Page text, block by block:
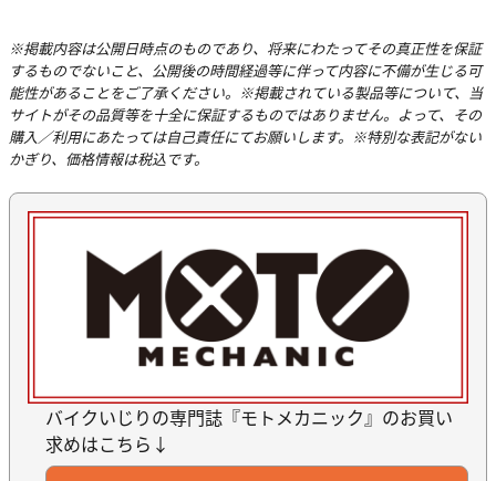
※掲載内容は公開日時点のものであり、将来にわたってその真正性を保証
するものでないこと、公開後の時間経過等に伴って内容に不備が生じる可
能性があることをご了承ください。※掲載されている製品等について、当
サイトがその品質等を十全に保証するものではありません。よって、その
購入／利用にあたっては自己責任にてお願いします。※特別な表記がない
かぎり、価格情報は税込です。
バイクいじりの専門誌『モトメカニック』のお買い
求めはこちら↓